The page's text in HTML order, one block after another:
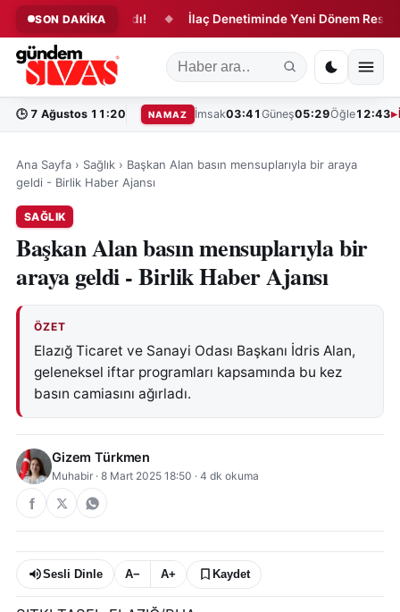
SON DAKİKA
Dönüşüm Başladı! ◆ İlaç Denetiminde Yeni Dönem Resmen
🕒 7 Ağustos 11:20 NAMAZ İmsak03:41 Güneş05:29Öğle12:43
Ana Sayfa › Sağlık › Başkan Alan basın mensuplarıyla bir araya
geldi - Birlik Haber Ajansı
SAĞLIK
Başkan Alan basın mensuplarıyla bir
araya geldi - Birlik Haber Ajansı
ÖZET
Elazığ Ticaret ve Sanayi Odası Başkanı İdris Alan,
geleneksel iftar programları kapsamında bu kez
basın camiasını ağırladı.
Gizem Türkmen
Muhabir · 8 Mart 2025 18:50 · 4 dk okuma
Sesli Dinle A− A+ Kaydet